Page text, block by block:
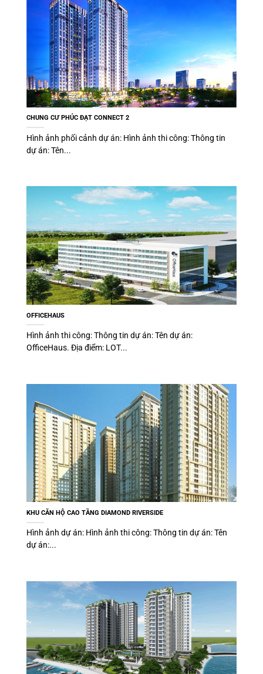
CHUNG CƯ PHÚC ĐẠT CONNECT 2
Hình ảnh phối cảnh dự án: Hình ảnh thi công: Thông tin
dự án: Tên...
OFFICEHAUS
Hình ảnh thi công: Thông tin dự án: Tên dự án:
OfficeHaus. Địa điểm: LOT...
KHU CĂN HỘ CAO TẦNG DIAMOND RIVERSIDE
Hình ảnh dự án: Hình ảnh thi công: Thông tin dự án: Tên
dự án:...